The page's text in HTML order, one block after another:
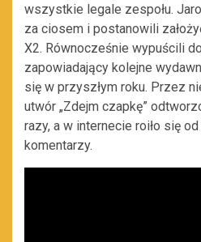
wszystkie legale zespołu.
za ciosem i postanowili
X2. Równocześnie wypuścili
zapowiadający kolejne
się w przyszłym roku. Przez
utwór „Zdejm czapkę”
razy, a w internecie roiło się
komentarzy.